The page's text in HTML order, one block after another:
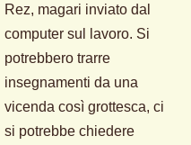
Rez, magari inviato dal
computer sul lavoro. Si
potrebbero trarre
insegnamenti da una
vicenda così grottesca, ci
si potrebbe chiedere